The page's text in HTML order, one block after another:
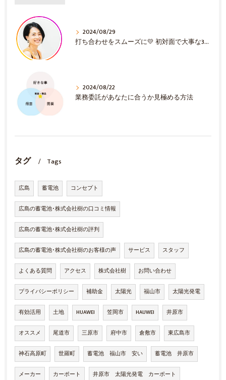
2024/08/29
打ち合わせをスムーズに💛 初対面で大事な3選！
2024/08/22
業務委託があなたに合うか見極める方法
タグ Tags
広島 蓄電池 コンセプト
広島の蓄電池･株式会社樹の口コミ情報
広島の蓄電池･株式会社樹の評判
広島の蓄電池･株式会社樹のお客様の声 サービス スタッフ
よくある質問 アクセス 株式会社樹 お問い合わせ
プライバシーポリシー 補助金 太陽光 福山市 太陽光発電
有効活用 土地 HUAWEI 笠岡市 HAUWEI 井原市
オススメ 尾道市 三原市 府中市 倉敷市 東広島市
神石高原町 世羅町 蓄電池 福山市 安い 蓄電池 井原市
メーカー カーポート 井原市 太陽光発電 カーポート